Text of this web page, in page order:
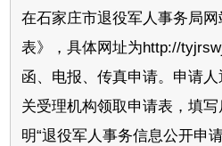
在石家庄市退役军人事务局
表》，具体网址为http://
函、电报、传真申请。申请
关受理机构领取申请表，填
明“退役军人事务信息公开申